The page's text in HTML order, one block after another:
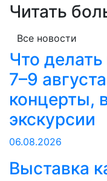
Читать
Все новости
Что
7–9
концерты,
экскурсии
06.08.2026
Выставка